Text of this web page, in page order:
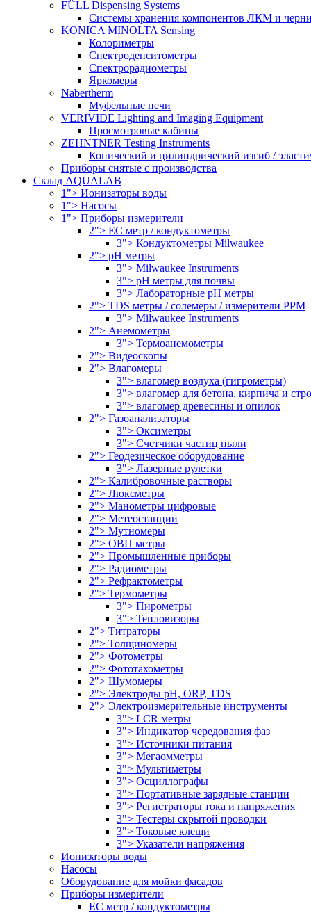
FÜLL Dispensing Systems
Системы хранения компонентов ЛКМ и
KONICA MINOLTA Sensing
Колориметры
Спектроденситометры
Спектрорадиометры
Яркомеры
Nabertherm
Муфельные печи
VERIVIDE Lighting and Imaging Equipment
Просмотровые кабины
ZEHNTNER Testing Instruments
Конический и цилиндрический изгиб /
Приборы снятые с производства
Склад AQUALAB
1"> Ионизаторы воды
1"> Насосы
1"> Приборы измерители
2"> EC метр / кондуктометры
3"> Кондуктометры Milwaukee
2"> pH метры
3"> Milwaukee Instruments
3"> pH метры для почвы
3"> Лабораторные pH метры
2"> TDS метры / солемеры / измерители PPM
3"> Milwaukee Instruments
2"> Анемометры
3"> Термоанемометры
2"> Видеоскопы
2"> Влагомеры
3"> влагомер воздуха (гигрометры)
3"> влагомер для бетона, кирпича и
3"> влагомер древесины и опилок
2"> Газоанализаторы
3"> Оксиметры
3"> Счетчики частиц пыли
2"> Геодезическое оборудование
3"> Лазерные рулетки
2"> Калибровочные растворы
2"> Люксметры
2"> Манометры цифровые
2"> Метеостанции
2"> Мутномеры
2"> ОВП метры
2"> Промышленные приборы
2"> Радиометры
2"> Рефрактометры
2"> Термометры
3"> Пирометры
3"> Тепловизоры
2"> Титраторы
2"> Толщиномеры
2"> Фотометры
2"> Фототахометры
2"> Шумомеры
2"> Электроды pH, ORP, TDS
2"> Электроизмерительные инструменты
3"> LCR метры
3"> Индикатор чередования фаз
3"> Источники питания
3"> Мегаомметры
3"> Мультиметры
3"> Осциллографы
3"> Портативные зарядные станции
3"> Регистраторы тока и напряжения
3"> Тестеры скрытой проводки
3"> Токовые клещи
3"> Указатели напряжения
Ионизаторы воды
Насосы
Оборудование для мойки фасадов
Приборы измерители
EC метр / кондуктометры